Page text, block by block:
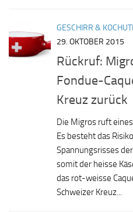
GESCHIRR &
29. OKTOBER 2015
Rückruf:
Fondue-
Kreuz zurück
Die Migros ruft
Es besteht das
Spannungsrisses
somit der heisse
das rot-weisse
Schweizer Kreuz...